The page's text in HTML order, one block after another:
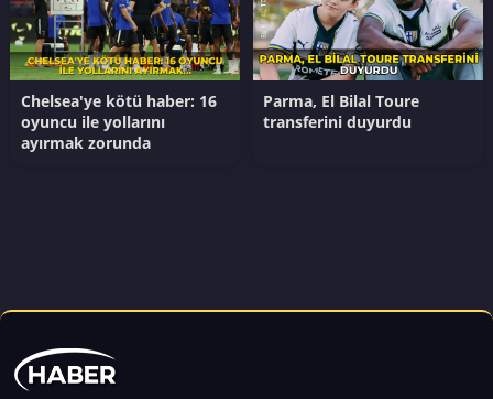
Chelsea'ye kötü haber: 16
oyuncu ile yollarını
ayırmak zorunda
Parma, El Bilal Toure
transferini duyurdu